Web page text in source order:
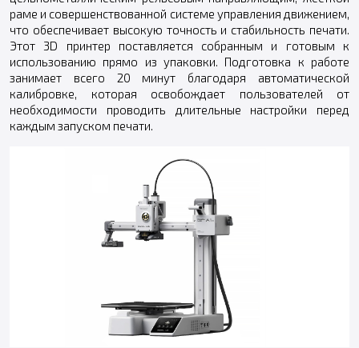
раме и совершенствованной системе управления движением,
что обеспечивает высокую точность и стабильность печати.
Этот 3D принтер поставляется собранным и готовым к
использованию прямо из упаковки. Подготовка к работе
занимает всего 20 минут благодаря автоматической
калибровке, которая освобождает пользователей от
необходимости проводить длительные настройки перед
каждым запуском печати.